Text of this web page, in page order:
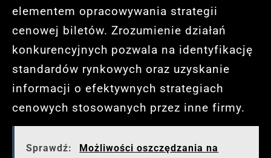
elementem opracowywania strategii
cenowej biletów. Zrozumienie działań
konkurencyjnych pozwala na identyfikację
standardów rynkowych oraz uzyskanie
informacji o efektywnych strategiach
cenowych stosowanych przez inne firmy.
Sprawdź:
Możliwości oszczędzania na